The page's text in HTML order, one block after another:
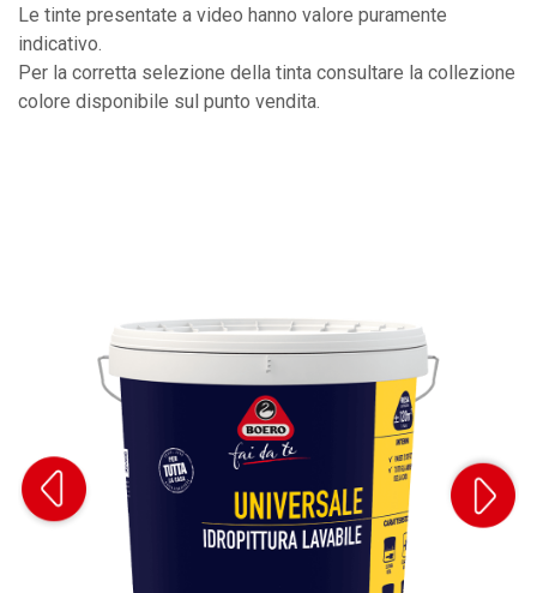
Le tinte presentate a video hanno valore puramente
indicativo.
Per la corretta selezione della tinta consultare la collezione
colore disponibile sul punto vendita.